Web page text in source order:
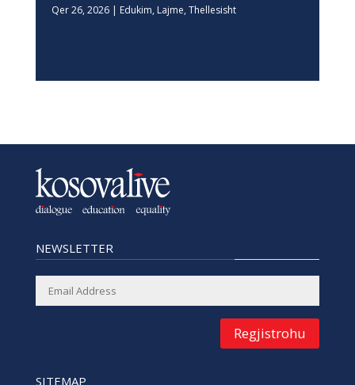
Qer 26, 2026| Edukim, Lajme, Thellesisht
NEWSLETTER
Regjistrohu
SITEMAP